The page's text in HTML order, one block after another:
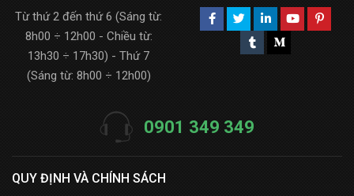
Từ thứ 2 đến thứ 6 (Sáng từ:
8h00 ÷ 12h00 - Chiều từ:
13h30 ÷ 17h30) - Thứ 7
(Sáng từ: 8h00 ÷ 12h00)
0901 349 349
QUY ĐỊNH VÀ CHÍNH SÁCH